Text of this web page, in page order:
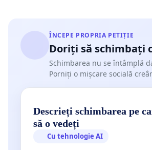
ÎNCEPE PROPRIA PETIȚIE
Doriți să schimbați
Schimbarea nu se întâmplă
Porniți o mișcare socială
Descrieți schimbarea pe
să o vedeți
Cu tehnologie AI